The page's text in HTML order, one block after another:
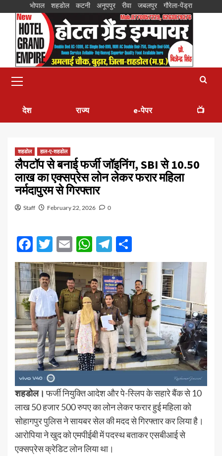
भोपाल शहडोल कटनी अनूपपुर रीवा जबलपुर गौरेला-पेंड्रा
देश राज्य e-पेपर 📺
शहडोल हाल-ए-शहडोल
लैपटॉप से बनाई फर्जी जॉइनिंग, SBI से 10.50
लाख का एक्सप्रेस लोन लेकर फरार महिला
नर्मदापुरम से गिरफ्तार
Staff February 22, 2026 0
Facebook
Twitter
EmailWhatsApp
Telegram
शहडोल। फर्जी नियुक्ति आदेश और पे-स्लिप के सहारे बैंक से 10
लाख 50 हजार 500 रुपए का लोन लेकर फरार हुई महिला को
सोहागपुर पुलिस ने सायबर सेल की मदद से गिरफ्तार कर लिया है।
आरोपिया ने खुद को एमपीईबी में पदस्थ बताकर एसबीआई से
एक्सप्रेस क्रेडिट लोन लिया था।